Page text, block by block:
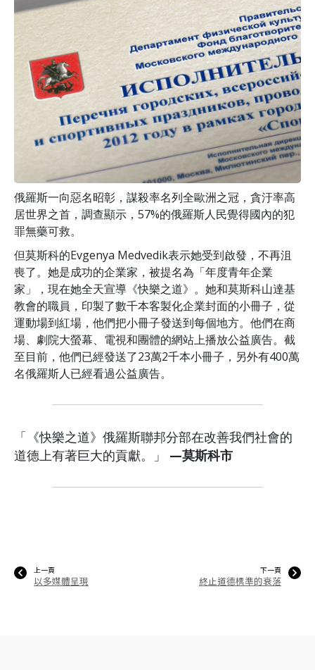
俄羅斯一向惡名昭彰，謀殺率名列全歐洲之冠，貪汙率高
居世界之首，調查顯示，57%的俄羅斯人民覺得國內的犯
罪無藥可救。
但莫斯科的Evgenya Medve­dik表示她受到啟發，不再沮
喪了。她是成功的企業家，被提名為「年度青年企業
家」，現在她全天宣導《快樂之道》。她和莫斯科山達基
教會的職員，印製了數千本客製化企業封面的小冊子，從
運動場到紅場，他們把小冊子發送到每個地方。他們在商
場、劇院大螢幕、電視和團體的網站上播放公益廣告。截
至目前，他們已經發送了23萬2千本小冊子，另外有400萬
名俄羅斯人已經看過公益廣告。
「《快樂之道》俄羅斯聯邦分部在改善我們社會的
道德上有著巨大的貢獻。」 —莫斯科市
上一頁
以多媒體呈現
下一頁
終止道德標準的衰落